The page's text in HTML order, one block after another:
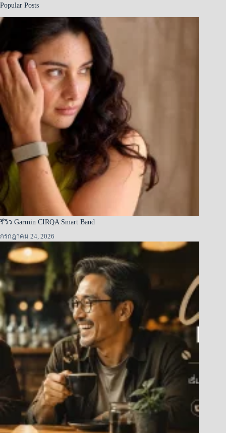
Popular Posts
รีวิว Garmin CIRQA Smart Band
กรกฎาคม 24, 2026